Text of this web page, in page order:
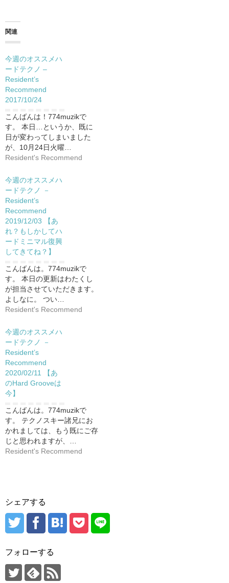
関連
今週のオススメハ
ードテクノ –
Resident’s
Recommend
2017/10/24
こんばんは！774muzikで
す。 本日…というか、既に
日が変わってしまいました
が、10月24日火曜…
Resident's Recommend
今週のオススメハ
ードテクノ －
Resident’s
Recommend
2019/12/03 【あ
れ？もしかしてハ
ードミニマル復興
してきてね？】
こんばんは。774muzikで
す。 本日の更新はわたくし
が担当させていただきます。
よしなに。 つい…
Resident's Recommend
今週のオススメハ
ードテクノ －
Resident’s
Recommend
2020/02/11 【あ
のHard Grooveは
今】
こんばんは。774muzikで
す。 テクノスキー諸兄にお
かれましては、もう既にご存
じと思われますが、…
Resident's Recommend
シェアする
フォローする